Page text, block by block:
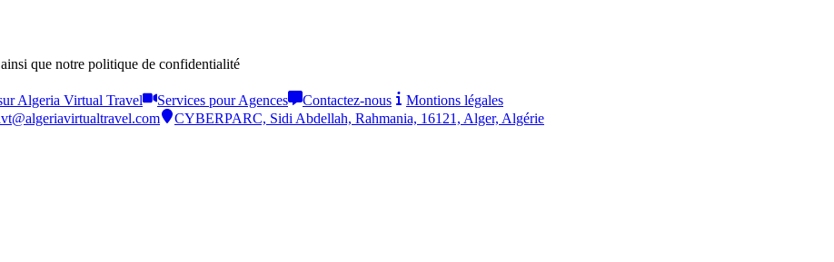
que notre politique de confidentialité
Algeria Virtual Travel Services pour Agences Contactez-nous
Montions légales
CYBERPARC, Sidi Abdellah, Rahmania, 16121, Alger, Algérie